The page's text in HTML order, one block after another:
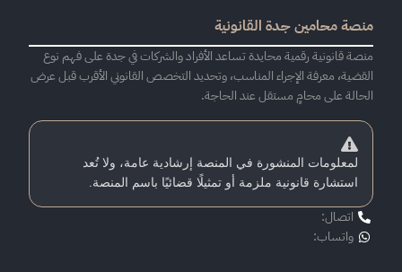
منصة محامين جدة القانونية
منصة قانونية رقمية محايدة تساعد الأفراد والشركات في جدة على فهم نوع
القضية، معرفة الإجراء المناسب، وتحديد التخصص القانوني الأقرب قبل عرض
الحالة على محامٍ مستقل عند الحاجة.
لمعلومات المنشورة في المنصة إرشادية عامة، ولا تُعد
استشارة قانونية ملزمة أو تمثيلًا قضائيًا باسم المنصة.
اتصال:
واتساب: